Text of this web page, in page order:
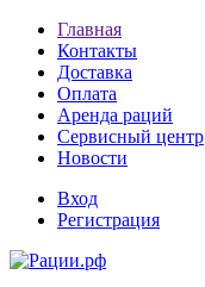
Главная
Контакты
Доставка
Оплата
Аренда раций
Сервисный центр
Новости
Вход
Регистрация